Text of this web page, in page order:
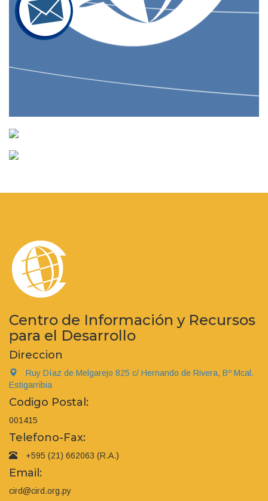
Centro de Información y Recursos
para el Desarrollo
Direccion
Ruy Díaz de Melgarejo 825 c/ Hernando de Rivera, Bº Mcal.
Estigarribia
Codigo Postal:
001415
Telefono-Fax:
+595 (21) 662063 (R.A.)
Email:
cird@cird.org.py